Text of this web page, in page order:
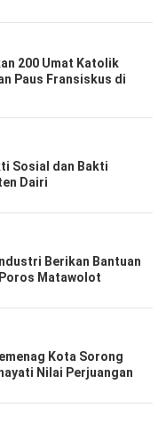
200 Umat Katolik
Paus Fransiskus di
Sosial dan Bakti
Dairi
Berikan Bantuan
Matawolot
Kota Sorong
Nilai Perjuangan